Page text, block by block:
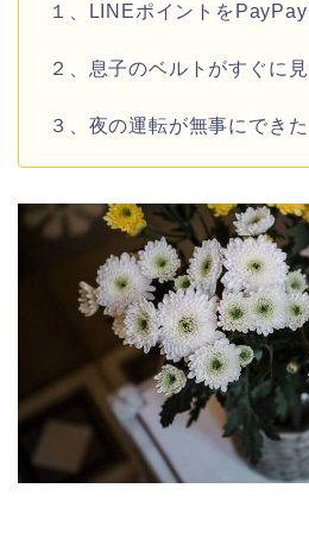
１、LINEポイントを
２、息子のベルトがすぐに
３、夜の運転が無事にできた